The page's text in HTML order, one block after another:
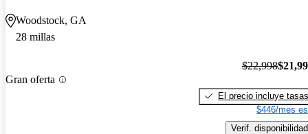
Woodstock, GA
28 millas
Gran oferta
$22,998
El precio incluye tasas
$446/mes
Verif. disponibilidad